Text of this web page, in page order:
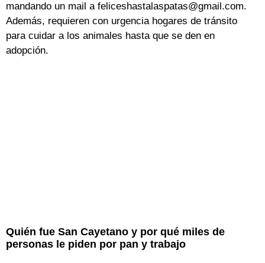
mandando un mail a feliceshastalaspatas@gmail.com.
Además, requieren con urgencia hogares de tránsito
para cuidar a los animales hasta que se den en
adopción.
Quién fue San Cayetano y por qué miles de
personas le piden por pan y trabajo